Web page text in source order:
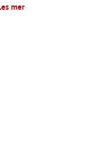
mer